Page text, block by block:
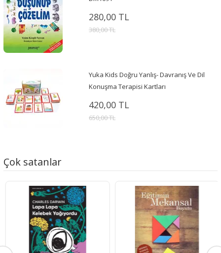
280,00 TL
380,00 TL
Yuka Kids Doğru Yanlış- Davranış Ve Dil
Konuşma Terapisi Kartları
420,00 TL
650,00 TL
Çok satanlar